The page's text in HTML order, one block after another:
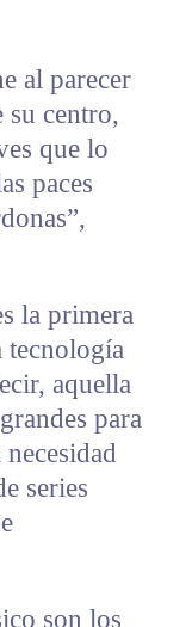
al parecer
su centro,
que lo
paces
la primera
tecnología
aquella
para
series
son los